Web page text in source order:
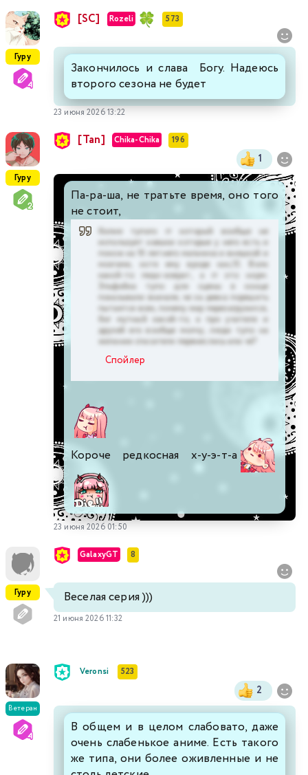
Гуру
[SC] Rozeli 573
Закончилось и слава Богу. Надеюсь
второго сезона не будет
23 июня 2026 13:22
Гуру
[Tan] Chika-Chika 196
1
Па-ра-ша, не тратьте время, оно того
не стоит,
болие тупого гг который вообще не
использует навыки которые у него есть и
похож на 10 летнего мальчика и внешкой и
мозгами, хотя ему вроде как,15. Волк
какой-то педо-изврат, а гг это норм.
Эльфийка тупо для сцены в конце
показывали вначале, че за девка порешить
пытается всех, почему мир перезагрузился,
бог мутный какой-то, а про учителя и
друзей его вообще молчу, люди тупо на
желании спасателя перенеслись или чё?
Спойлер
Короче редкосная х-у-э-т-а
23 июня 2026 01:50
Гуру
GalaxyGT 8
Веселая серия )))
21 июня 2026 11:32
Ветеран
Veronsi 523
2
В общем и в целом слабовато, даже
очень слабенькое аниме. Есть такого
же типа, они более оживленные и не